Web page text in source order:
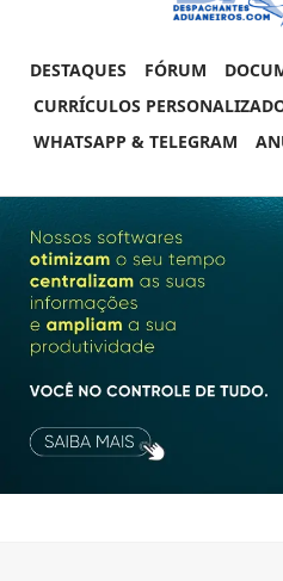
DESTAQUES FÓRUM
CURRÍCULOS
WHATSAPP & TELEGRAM